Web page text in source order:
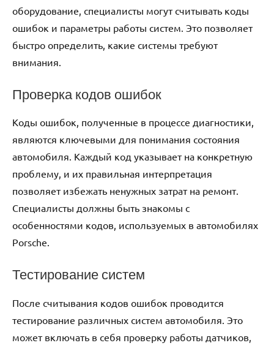
оборудование, специалисты могут считывать коды
ошибок и параметры работы систем. Это позволяет
быстро определить, какие системы требуют
внимания.
Проверка кодов ошибок
Коды ошибок, полученные в процессе диагностики,
являются ключевыми для понимания состояния
автомобиля. Каждый код указывает на конкретную
проблему, и их правильная интерпретация
позволяет избежать ненужных затрат на ремонт.
Специалисты должны быть знакомы с
особенностями кодов, используемых в автомобилях
Porsche.
Тестирование систем
После считывания кодов ошибок проводится
тестирование различных систем автомобиля. Это
может включать в себя проверку работы датчиков,